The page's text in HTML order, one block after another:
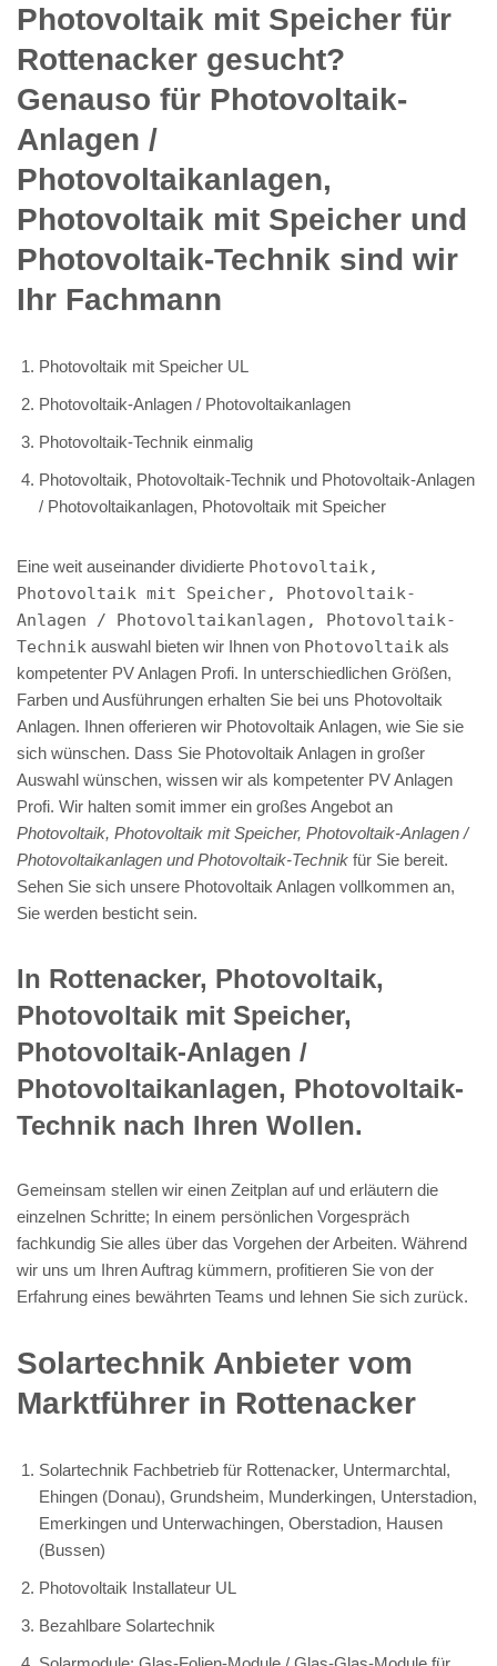
Photovoltaik mit Speicher für
Rottenacker gesucht?
Genauso für Photovoltaik-
Anlagen /
Photovoltaikanlagen,
Photovoltaik mit Speicher und
Photovoltaik-Technik sind wir
Ihr Fachmann
Photovoltaik mit Speicher UL
Photovoltaik-Anlagen / Photovoltaikanlagen
Photovoltaik-Technik einmalig
Photovoltaik, Photovoltaik-Technik und Photovoltaik-Anlagen
/ Photovoltaikanlagen, Photovoltaik mit Speicher
Eine weit auseinander dividierte Photovoltaik,
Photovoltaik mit Speicher, Photovoltaik-
Anlagen / Photovoltaikanlagen, Photovoltaik-
Technik auswahl bieten wir Ihnen von Photovoltaik als
kompetenter PV Anlagen Profi. In unterschiedlichen Größen,
Farben und Ausführungen erhalten Sie bei uns Photovoltaik
Anlagen. Ihnen offerieren wir Photovoltaik Anlagen, wie Sie sie
sich wünschen. Dass Sie Photovoltaik Anlagen in großer
Auswahl wünschen, wissen wir als kompetenter PV Anlagen
Profi. Wir halten somit immer ein großes Angebot an
Photovoltaik, Photovoltaik mit Speicher, Photovoltaik-Anlagen /
Photovoltaikanlagen und Photovoltaik-Technik für Sie bereit.
Sehen Sie sich unsere Photovoltaik Anlagen vollkommen an,
Sie werden besticht sein.
In Rottenacker, Photovoltaik,
Photovoltaik mit Speicher,
Photovoltaik-Anlagen /
Photovoltaikanlagen, Photovoltaik-
Technik nach Ihren Wollen.
Gemeinsam stellen wir einen Zeitplan auf und erläutern die
einzelnen Schritte; In einem persönlichen Vorgespräch
fachkundig Sie alles über das Vorgehen der Arbeiten. Während
wir uns um Ihren Auftrag kümmern, profitieren Sie von der
Erfahrung eines bewährten Teams und lehnen Sie sich zurück.
Solartechnik Anbieter vom
Marktführer in Rottenacker
Solartechnik Fachbetrieb für Rottenacker, Untermarchtal,
Ehingen (Donau), Grundsheim, Munderkingen, Unterstadion,
Emerkingen und Unterwachingen, Oberstadion, Hausen
(Bussen)
Photovoltaik Installateur UL
Bezahlbare Solartechnik